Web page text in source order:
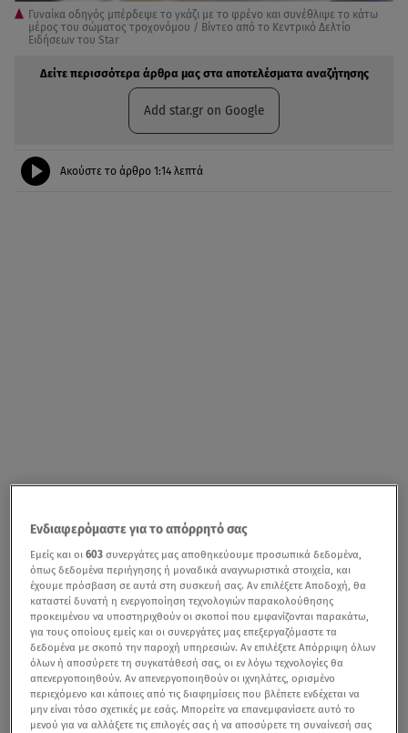
Γυναίκα οδηγός μπέρδεψε το γκάζι με το φρένο και συνέθλιψε το κάτω
μέρος του σώματος τροχονόμου / Βίντεο από το Κεντρικό Δελτίο
Ειδήσεων του Star
Δείτε περισσότερα άρθρα μας στα αποτελέσματα αναζήτησης
Add star.gr on Google
Ακούστε το άρθρο 1:14 λεπτά
Ενδιαφερόμαστε για το απόρρητό σας
Εμείς και οι603 συνεργάτες μας αποθηκεύουμε προσωπικά δεδομένα,
όπως δεδομένα περιήγησης ή μοναδικά αναγνωριστικά στοιχεία, και
έχουμε πρόσβαση σε αυτά στη συσκευή σας. Αν επιλέξετε Αποδοχή, θα
καταστεί δυνατή η ενεργοποίηση τεχνολογιών παρακολούθησης
προκειμένου να υποστηριχθούν οι σκοποί που εμφανίζονται παρακάτω,
για τους οποίους εμείς και οι συνεργάτες μας επεξεργαζόμαστε τα
δεδομένα με σκοπό την παροχή υπηρεσιών. Αν επιλέξετε Απόρριψη όλων
όλων ή αποσύρετε τη συγκατάθεσή σας, οι εν λόγω τεχνολογίες θα
απενεργοποιηθούν. Αν απενεργοποιηθούν οι ιχνηλάτες, ορισμένο
περιεχόμενο και κάποιες από τις διαφημίσεις που βλέπετε ενδέχεται να
μην είναι τόσο σχετικές με εσάς. Μπορείτε να επανεμφανίσετε αυτό το
μενού για να αλλάξετε τις επιλογές σας ή να αποσύρετε τη συναίνεσή σας